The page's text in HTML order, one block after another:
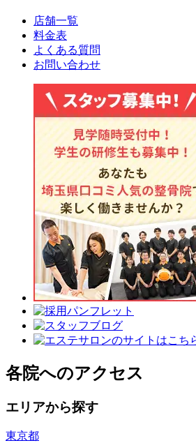
店舗一覧
料金表
よくある質問
お問い合わせ
各院へのアクセス
エリアから探す
東京都